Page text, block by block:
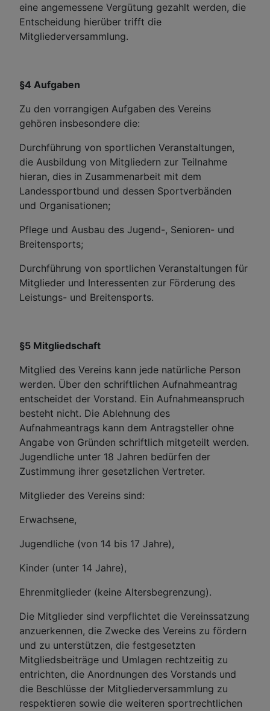
eine angemessene Vergütung gezahlt werden, die
Entscheidung hierüber trifft die
Mitgliederversammlung.
§4 Aufgaben
Zu den vorrangigen Aufgaben des Vereins
gehören insbesondere die:
Durchführung von sportlichen Veranstaltungen,
die Ausbildung von Mitgliedern zur Teilnahme
hieran, dies in Zusammenarbeit mit dem
Landessportbund und dessen Sportverbänden
und Organisationen;
Pflege und Ausbau des Jugend-, Senioren- und
Breitensports;
Durchführung von sportlichen Veranstaltungen für
Mitglieder und Interessenten zur Förderung des
Leistungs- und Breitensports.
§5 Mitgliedschaft
Mitglied des Vereins kann jede natürliche Person
werden. Über den schriftlichen Aufnahmeantrag
entscheidet der Vorstand. Ein Aufnahmeanspruch
besteht nicht. Die Ablehnung des
Aufnahmeantrags kann dem Antragsteller ohne
Angabe von Gründen schriftlich mitgeteilt werden.
Jugendliche unter 18 Jahren bedürfen der
Zustimmung ihrer gesetzlichen Vertreter.
Mitglieder des Vereins sind:
Erwachsene,
Jugendliche (von 14 bis 17 Jahre),
Kinder (unter 14 Jahre),
Ehrenmitglieder (keine Altersbegrenzung).
Die Mitglieder sind verpflichtet die Vereinssatzung
anzuerkennen, die Zwecke des Vereins zu fördern
und zu unterstützen, die festgesetzten
Mitgliedsbeiträge und Umlagen rechtzeitig zu
entrichten, die Anordnungen des Vorstands und
die Beschlüsse der Mitgliederversammlung zu
respektieren sowie die weiteren sportrechtlichen